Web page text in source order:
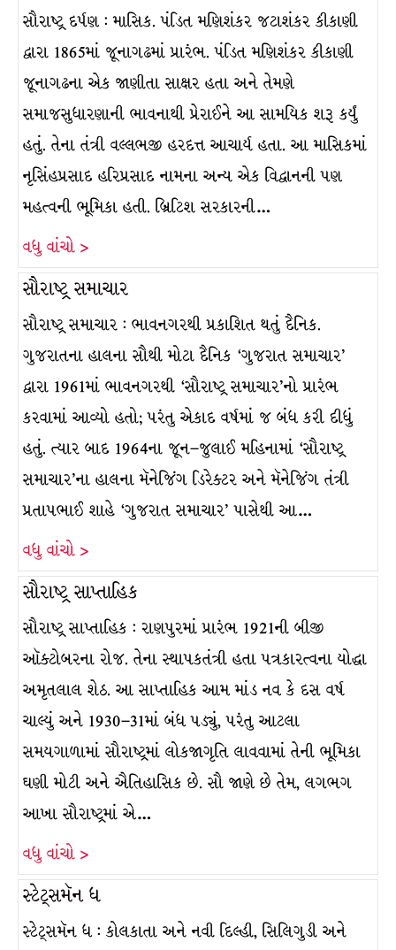
સૌરાષ્ટ્ર દર્પણ : માસિક. પંડિત મણિશંકર જટાશંકર કીકાણી
દ્વારા 1865માં જૂનાગઢમાં પ્રારંભ. પંડિત મણિશંકર કીકાણી
જૂનાગઢના એક જાણીતા સાક્ષર હતા અને તેમણે
સમાજસુધારણાની ભાવનાથી પ્રેરાઈને આ સામયિક શરૂ કર્યું
હતું. તેના તંત્રી વલ્લભજી હરદત્ત આચાર્ય હતા. આ માસિકમાં
નૃસિંહપ્રસાદ હરિપ્રસાદ નામના અન્ય એક વિદ્વાનની પણ
મહત્વની ભૂમિકા હતી. બ્રિટિશ સરકારની…
વધુ વાંચો >
સૌરાષ્ટ્ર સમાચાર
સૌરાષ્ટ્ર સમાચાર : ભાવનગરથી પ્રકાશિત થતું દૈનિક.
ગુજરાતના હાલના સૌથી મોટા દૈનિક ‘ગુજરાત સમાચાર’
દ્વારા 1961માં ભાવનગરથી ‘સૌરાષ્ટ્ર સમાચાર’નો પ્રારંભ
કરવામાં આવ્યો હતો; પરંતુ એકાદ વર્ષમાં જ બંધ કરી દીધું
હતું. ત્યાર બાદ 1964ના જૂન–જુલાઈ મહિનામાં ‘સૌરાષ્ટ્ર
સમાચાર’ના હાલના મૅનેજિંગ ડિરેક્ટર અને મૅનેજિંગ તંત્રી
પ્રતાપભાઈ શાહે ‘ગુજરાત સમાચાર’ પાસેથી આ…
વધુ વાંચો >
સૌરાષ્ટ્ર સાપ્તાહિક
સૌરાષ્ટ્ર સાપ્તાહિક : રાણપુરમાં પ્રારંભ 1921ની બીજી
ઑક્ટોબરના રોજ. તેના સ્થાપકતંત્રી હતા પત્રકારત્વના યોદ્ધા
અમૃતલાલ શેઠ. આ સાપ્તાહિક આમ માંડ નવ કે દસ વર્ષ
ચાલ્યું અને 1930–31માં બંધ પડ્યું, પરંતુ આટલા
સમયગાળામાં સૌરાષ્ટ્રમાં લોકજાગૃતિ લાવવામાં તેની ભૂમિકા
ઘણી મોટી અને ઐતિહાસિક છે. સૌ જાણે છે તેમ, લગભગ
આખા સૌરાષ્ટ્રમાં એ…
વધુ વાંચો >
સ્ટેટ્સમૅન ધ
સ્ટેટ્સમૅન ધ : કોલકાતા અને નવી દિલ્હી, સિલિગુડી અને